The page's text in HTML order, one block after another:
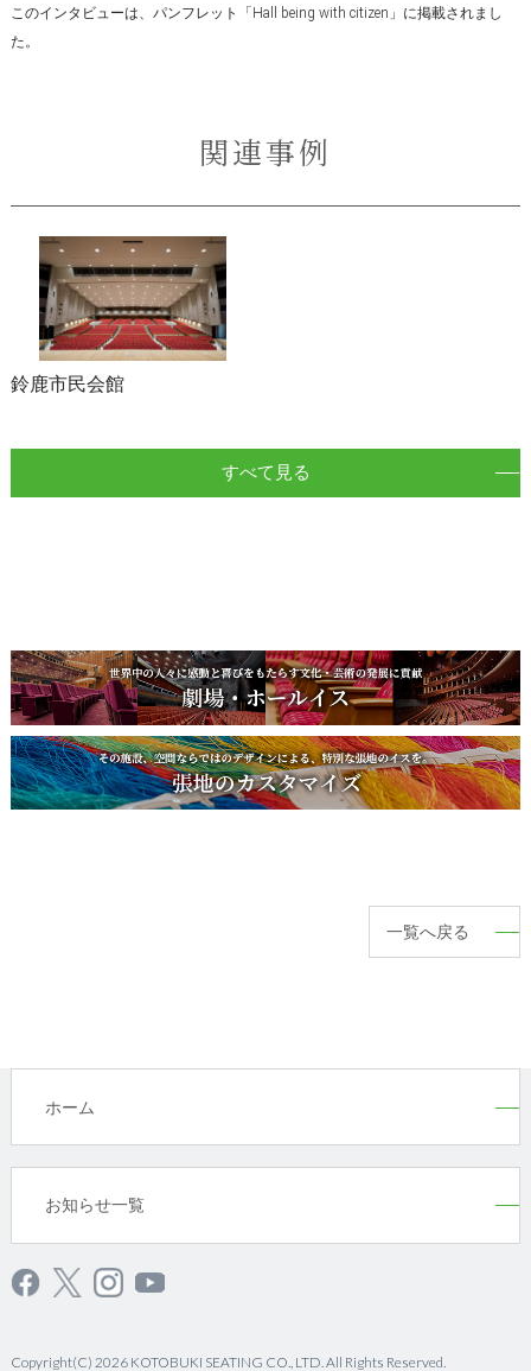
このインタビューは、パンフレット「Hall being with citizen」に掲載されまし
た。
関連事例
鈴鹿市民会館
すべて見る
一覧へ戻る
ホーム
お知らせ一覧
Copyright(C) 2026 KOTOBUKI SEATING CO., LTD. All Rights Reserved.